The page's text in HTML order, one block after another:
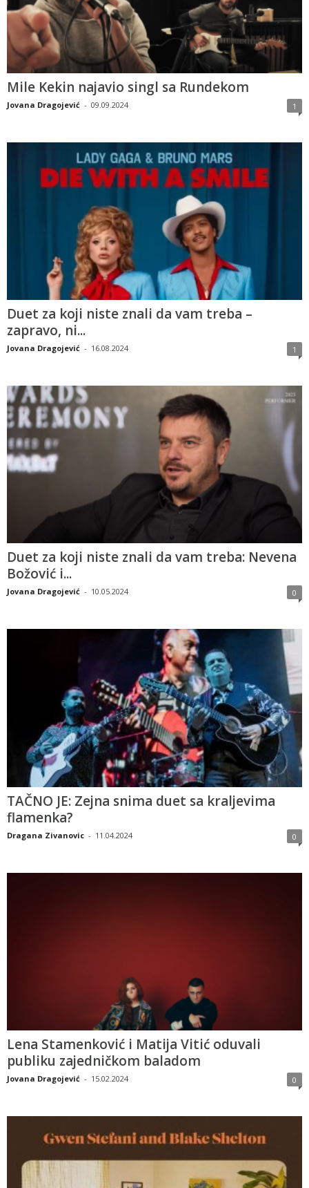
Mile Kekin najavio singl sa Rundekom
Jovana Dragojević - 09.09.2024 1
Duet za koji niste znali da vam treba –
zapravo, ni...
Jovana Dragojević - 16.08.2024 1
Duet za koji niste znali da vam treba: Nevena
Božović i...
Jovana Dragojević - 10.05.2024 0
TAČNO JE: Zejna snima duet sa kraljevima
flamenka?
Dragana Zivanovic - 11.04.2024 0
Lena Stamenković i Matija Vitić oduvali
publiku zajedničkom baladom
Jovana Dragojević - 15.02.2024 0